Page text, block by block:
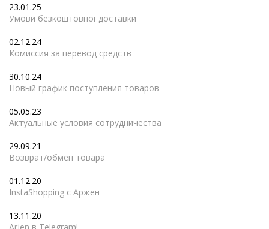
23.01.25
Умови безкоштовної доставки
02.12.24
Комиссия за перевод средств
30.10.24
Новый график поступления товаров
05.05.23
Актуальные условия сотрудничества
29.09.21
Возврат/обмен товара
01.12.20
InstaShopping с Аржен
13.11.20
Arjen в Telegram!